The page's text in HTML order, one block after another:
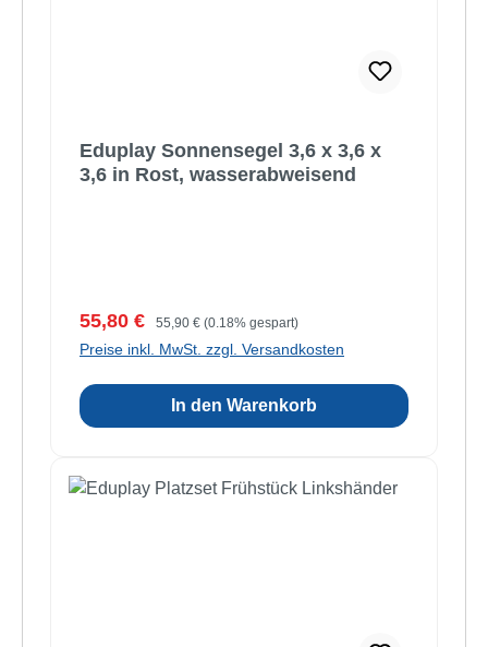
Eduplay Sonnensegel 3,6 x 3,6 x
3,6 in Rost, wasserabweisend
Verkaufspreis:
55,80 € Regulärer Preis:
55,90 € (0.18% gespart)
Preise inkl. MwSt. zzgl. Versandkosten
In den Warenkorb